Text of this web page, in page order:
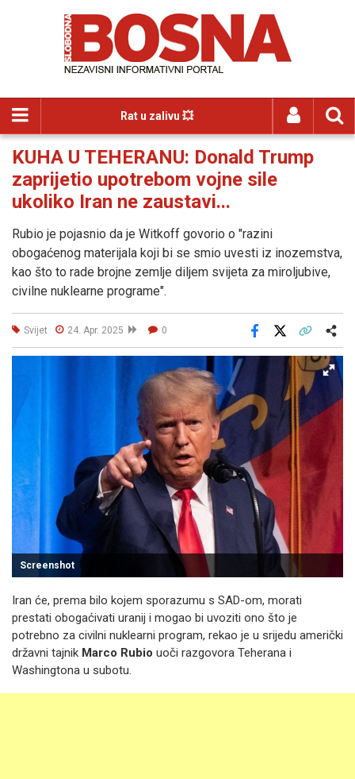
Rat u zalivu 💥
KUHA U TEHERANU: Donald Trump
zaprijetio upotrebom vojne sile
ukoliko Iran ne zaustavi...
Rubio je pojasnio da je Witkoff govorio o "razini
obogaćenog materijala koji bi se smio uvesti iz inozemstva,
kao što to rade brojne zemlje diljem svijeta za miroljubive,
civilne nuklearne programe".
Svijet 24. Apr. 2025 0
Facebook
Screenshot
Iran će, prema bilo kojem sporazumu s SAD-om, morati
prestati obogaćivati uranij i mogao bi uvoziti ono što je
potrebno za civilni nuklearni program, rekao je u srijedu američki
državni tajnik Marco Rubio uoči razgovora Teherana i
Washingtona u subotu.